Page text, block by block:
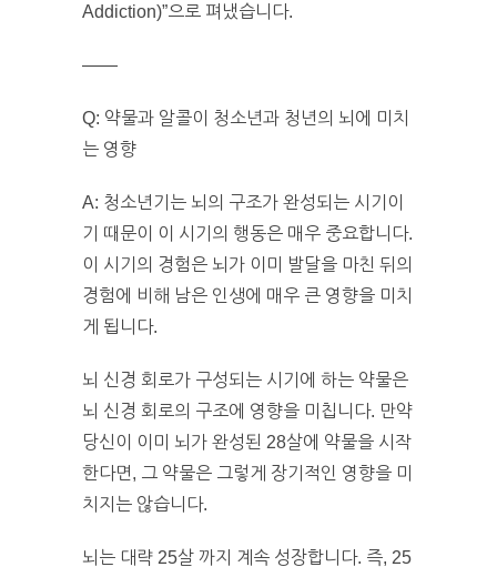
Addiction)”으로 펴냈습니다.
——
Q: 약물과 알콜이 청소년과 청년의 뇌에 미치
는 영향
A: 청소년기는 뇌의 구조가 완성되는 시기이
기 때문이 이 시기의 행동은 매우 중요합니다.
이 시기의 경험은 뇌가 이미 발달을 마친 뒤의
경험에 비해 남은 인생에 매우 큰 영향을 미치
게 됩니다.
뇌 신경 회로가 구성되는 시기에 하는 약물은
뇌 신경 회로의 구조에 영향을 미칩니다. 만약
당신이 이미 뇌가 완성된 28살에 약물을 시작
한다면, 그 약물은 그렇게 장기적인 영향을 미
치지는 않습니다.
뇌는 대략 25살 까지 계속 성장합니다. 즉, 25